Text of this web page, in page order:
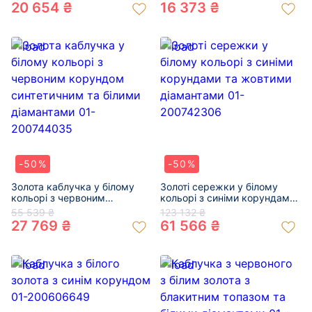
20 654 ₴ 16 373 ₴
-50%
Золота каблучка у білому
кольорі з червоним
корундом синтетичним та
білими діамантами 01-
200744035
55 539 ₴
27 769 ₴
-50%
Золоті сережки у білому
кольорі з синіми корундами
та жовтими діамантами 01-
200742306
123 132 ₴
61 566 ₴